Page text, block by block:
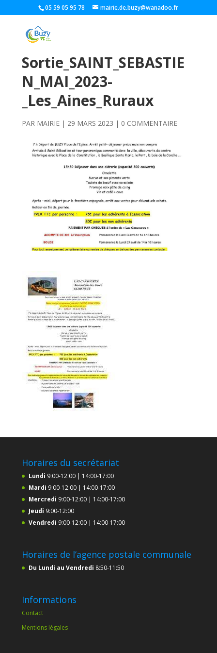
05 59 05 95 78 mairie.de.buzy@wanadoo.fr
Sortie_SAINT_SEBASTIE
N_MAI_2023-
_Les_Aines_Ruraux
PAR MAIRIE| 29 MARS 2023 | 0 COMMENTAIRE
Horaires du secrétariat
Lundi 9:00-12:00 | 14:00-17:00
Mardi 9:00-12:00 | 14:00-17:00
Mercredi 9:00-12:00 | 14:00-17:00
Jeudi 9:00-12:00
Vendredi 9:00-12:00 | 14:00-17:00
Horaires de l’agence postale communale
Du Lundi au Vendredi 8:50-11:50
Informations
Contact
Mentions légales